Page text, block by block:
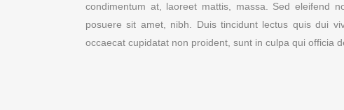
condimentum at, laoreet mattis, massa. Sed eleifend
posuere sit amet, nibh. Duis tincidunt lectus quis dui
occaecat cupidatat non proident, sunt in culpa qui officia